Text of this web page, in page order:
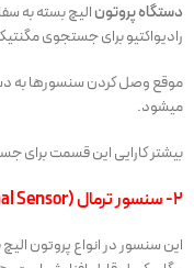
دستگاه پروتون
رادیواکتیو برای جستجوی
میشود.
بیشتر کارایی این قسمت
۲- سنسور ترمال (Termal Sensor)